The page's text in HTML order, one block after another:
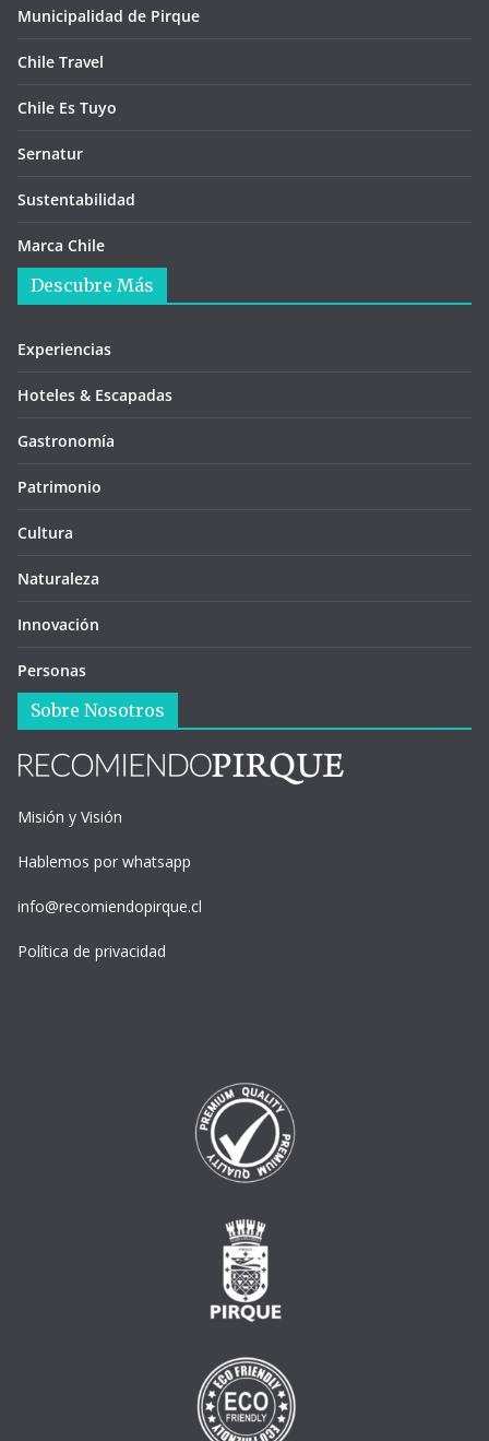
Municipalidad de Pirque
Chile Travel
Chile Es Tuyo
Sernatur
Sustentabilidad
Marca Chile
Descubre Más
Experiencias
Hoteles & Escapadas
Gastronomía
Patrimonio
Cultura
Naturaleza
Innovación
Personas
Sobre Nosotros
Misión y Visión
Hablemos por whatsapp
info@recomiendopirque.cl
Política de privacidad